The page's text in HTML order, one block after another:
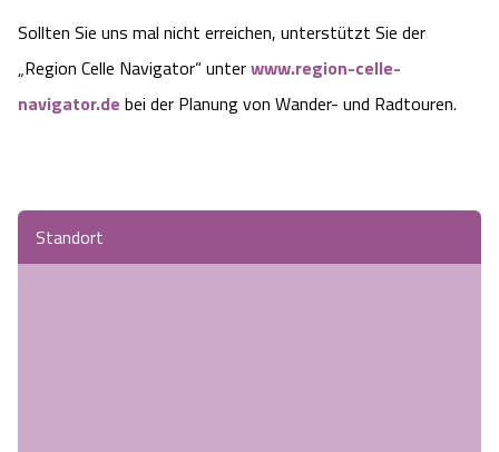
Veranstaltungen
Unterkünfte
Ausflugsziele
Sollten Sie uns mal nicht erreichen, unterstützt Sie der
„Region Celle Navigator“ unterwww.region-celle-
navigator.de bei der Planung von Wander- und Radtouren.
Standort